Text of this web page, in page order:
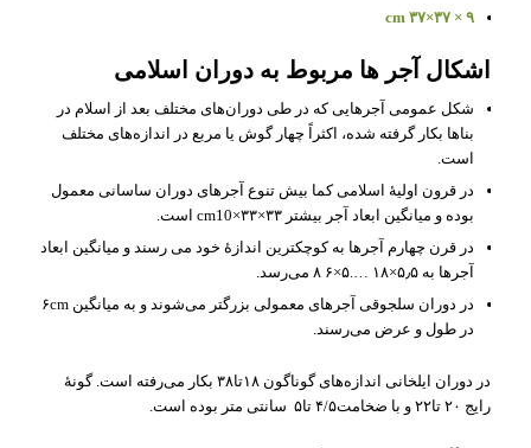
۹ × ۳۷×۳۷ cm
اشکال آجر ها مربوط به دوران اسلامی
شکل عمومی آجرهایی که در طی دوران‌های مختلف بعد از اسلام در
بناها بکار گرفته شده، اکثراً چهار گوش یا مربع در اندازه‌های مختلف
است.
در قرون اولیهٔ اسلامی کما بیش تنوع آجرهای دوران ساسانی معمول
بوده و میانگین ابعاد آجر بیشتر cm10×۳۳×۳۳ است.
در قرن چهارم آجرها به کوچکترین اندازهٔ خود می رسند و میانگین ابعاد
آجرها به ۵٫۵×۱۸ ….۵×۶ ۸ می‌رسد.
در دوران سلجوقی آجرهای معمولی بزرگتر می‌شوند و به میانگین ۶cm
در طول و عرض می‌رسند.
در دوران ایلخانی اندازه‌های گوناگون ۱۸تا۳۸ بکار می‌رفته است. گونهٔ
رایج ۲۰ تا۲۲ و با ضخامت۴/۵ تا۵ سانتی متر بوده است.